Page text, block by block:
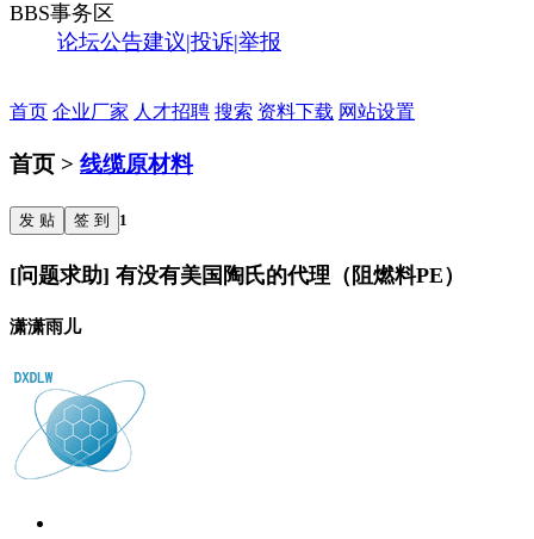
BBS事务区
论坛公告建议|投诉|举报
首页 企业厂家 人才招聘 搜索 资料下载 网站设置
首页 > 线缆原材料
发 贴 签 到 1
[问题求助] 有没有美国陶氏的代理（阻燃料PE）
潇潇雨儿